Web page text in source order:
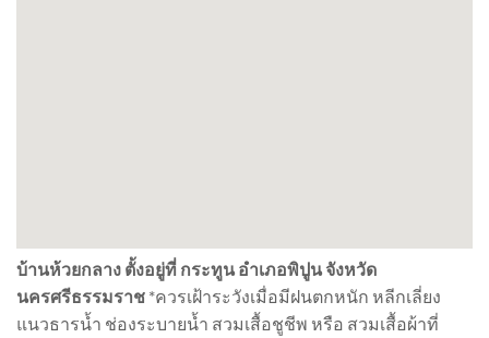
บ้านห้วยกลาง ตั้งอยู่ที่ กระทูน อำเภอพิปูน จังหวัด
นครศรีธรรมราช *ควรเฝ้าระวังเมื่อมีฝนตกหนัก หลีกเลี่ยง
แนวธารน้ำ ช่องระบายน้ำ สวมเสื้อชูชีพ หรือ สวมเสื้อผ้าที่